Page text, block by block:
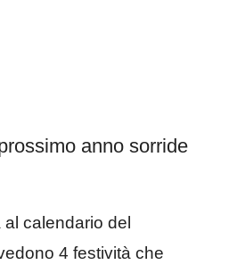
anno sorride
calendario del
4 festività che